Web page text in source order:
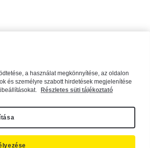
a keresőszót a mezőbe.
a használat megkönnyítése, az oldalon
és személyre szabott hirdetések megjelenítése
Részletes süti tájékoztató